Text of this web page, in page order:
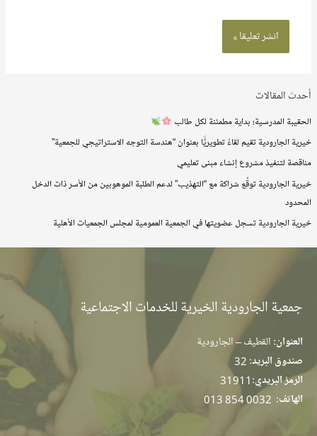
أحدث المقالات
الحقيبة المدرسية؛ بداية مطمئنة لكل طالب
خيرية الجارودية تقيم لقاءً تطويريًّا بعنوان “هندسة التوجه الاستراتيجي للجمعية”
مناقصة لتنفيذ مشروع إنشاء مبنى تعليمي
خيرية الجارودية توقّع شراكة مع “التهذيب” لدعم الطلبة الموهوبين من الأسر ذات الدخل
المحدود
خيرية الجارودية تسجل عضويتها في الجمعية العمومية لمجلس الجمعيات الأهلية
جمعية الجارودية الخيرية للخدمات الاجتماعية
العنوان: القطيف – الجارودية
صندوق البريد:
الرمز البريدي: 31911
الهاتف: 013 854 0032